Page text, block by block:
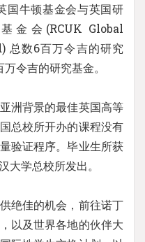
国牛顿基金会与英国研
金会(RCUK Global
总数6百万令吉的研究
令吉的研究基金。
洲背景的最佳英国高等
总校所开办的课程没有
验证程序。毕业生所获
大学总校所发出。
绝佳的机会，前往诺丁
以及世界各地的伙伴大